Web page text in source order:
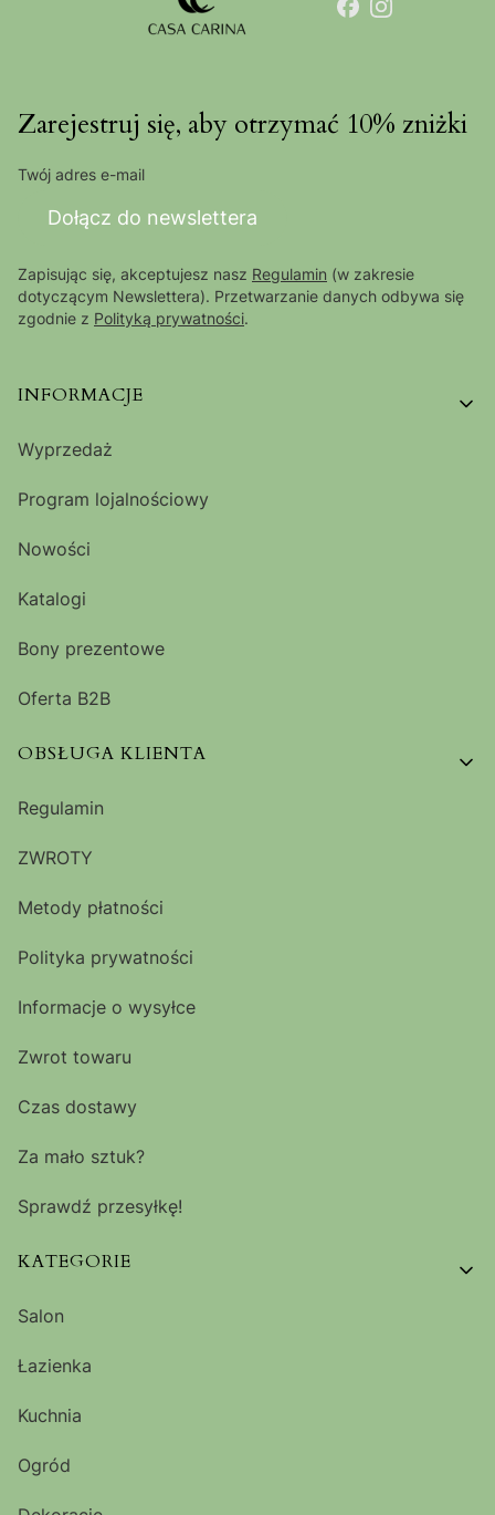
Zarejestruj się, aby otrzymać 10% zniżki
Twój adres e-mail
Dołącz do newslettera
Zapisując się, akceptujesz nasz Regulamin (w zakresie
dotyczącym Newslettera). Przetwarzanie danych odbywa się
zgodnie z Polityką prywatności.
Linki w stopce
INFORMACJE
Wyprzedaż
Program lojalnościowy
Nowości
Katalogi
Bony prezentowe
Oferta B2B
OBSŁUGA KLIENTA
Regulamin
ZWROTY
Metody płatności
Polityka prywatności
Informacje o wysyłce
Zwrot towaru
Czas dostawy
Za mało sztuk?
Sprawdź przesyłkę!
KATEGORIE
Salon
Łazienka
Kuchnia
Ogród